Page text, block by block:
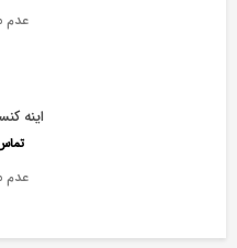
عدم
اینه
عدم